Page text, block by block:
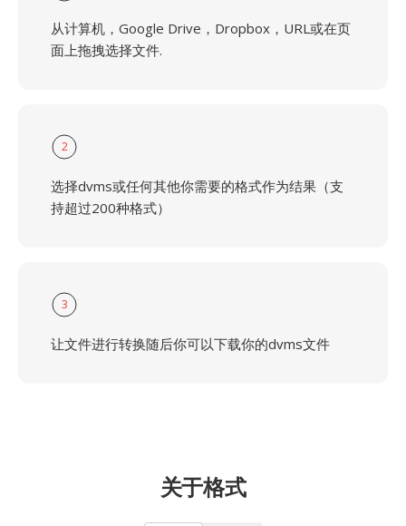
从计算机，Google Drive，Dropbox，URL或在页
面上拖拽选择文件.
2
选择dvms或任何其他你需要的格式作为结果（支
持超过200种格式）
3
让文件进行转换随后你可以下载你的dvms文件
关于格式